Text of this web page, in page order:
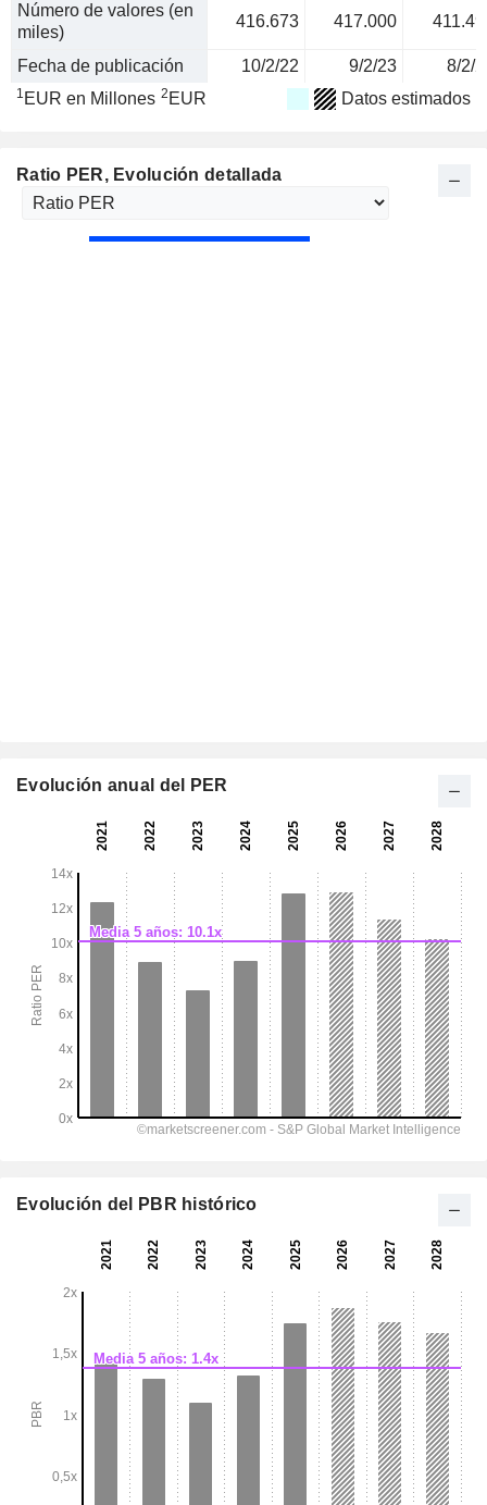
Número de valores (en
miles)
416.673 417.000
Fecha de publicación 10/2/22 9/2/23 8/2/
1 EUR en Millones 2 EUR Datos estimados
Ratio PER, Evolución detallada
Evolución anual del PER
Evolución del PBR histórico